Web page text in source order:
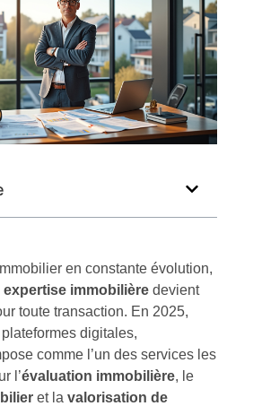
en constante évolution,
expertise immobilière devient
toute transaction. En 2025,
digitales,
comme l’un des services les
l’évaluation immobilière, le
et la valorisation de